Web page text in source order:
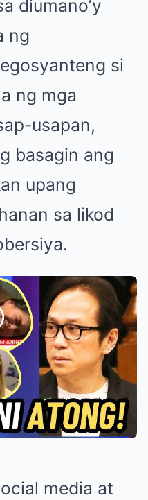
diumano’y
ng
si
ng mga
usapan,
basagin ang
upang
sa likod
media at